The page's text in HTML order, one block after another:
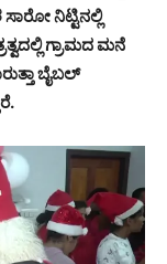
ನಿಟ್ಟಿನಲ್ಲಿ
ಗ್ರಾಮದ ಮನೆ
ಬೈಬಲ್